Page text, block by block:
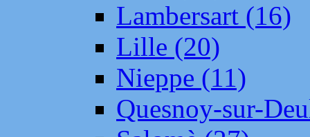
Lambersart (16)
Lille (20)
Nieppe (11)
Quesnoy-sur-